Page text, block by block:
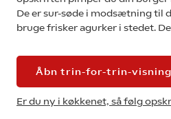
De er sur-søde i modsætning til
bruge frisker agurker i stedet.
Åbn trin-for-trin-visning
Er du ny i køkkenet, så følg